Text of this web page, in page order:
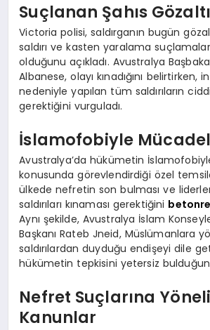
Suçlanan Şahıs
Victoria polisi, saldırganın bugün
saldırı ve kasten yaralama
olduğunu açıkladı. Avustralya
Albanese, olayı kınadığını belirtirken,
nedeniyle yapılan tüm saldırıların
gerektiğini vurguladı.
İslamofobiyle
Avustralya’da hükümetin
konusunda görevlendirdiği özel
ülkede nefretin son bulması ve
saldırıları kınaması gerektiğini
Aynı şekilde, Avustralya İslam
Başkanı Rateb Jneid, Müslümanlara
saldırılardan duyduğu endişeyi dile
hükümetin tepkisini yetersiz
Nefret Suçlarına
Kanunlar